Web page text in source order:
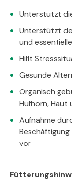
Unterstützt
Unterstützt
und
Hilft
Gesunde
Organisch
Hufhorn, Haut
Aufnahme
vor